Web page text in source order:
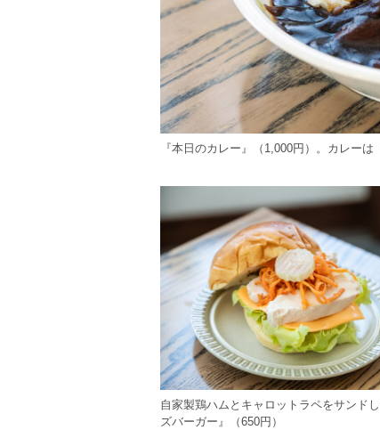
『本日のカレー』（1,000円）。カレー
自家製鶏ハムとキャロットラペをサンド
ズバーガー』（650円）